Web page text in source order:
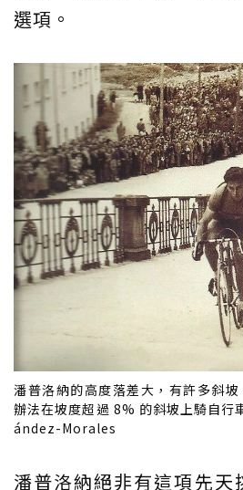
選項。
潘普洛納的高度落差大，有許多斜
辦法在坡度超過 8% 的斜坡上騎自
ández-Morales
潘普洛納絕非有這項先天